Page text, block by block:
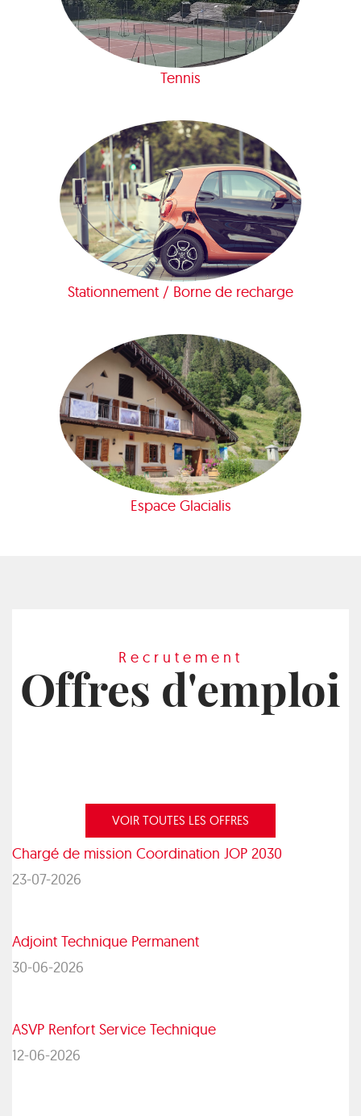
Tennis
Stationnement / Borne de recharge
Espace Glacialis
Recrutement
Offres d'emploi
VOIR TOUTES LES OFFRES
Chargé de mission Coordination JOP 2030
23-07-2026
Adjoint Technique Permanent
30-06-2026
ASVP Renfort Service Technique
12-06-2026